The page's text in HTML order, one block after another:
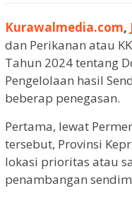
Kurawalmedia.com,
dan Perikanan atau
Tahun 2024 tentang
Pengelolaan hasil
beberap penegasan.
Pertama, lewat
tersebut, Provinsi
lokasi prioritas atau
penambangan